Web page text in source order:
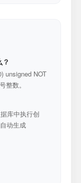
unsigned NOT
整数。
库中执行创
动生成